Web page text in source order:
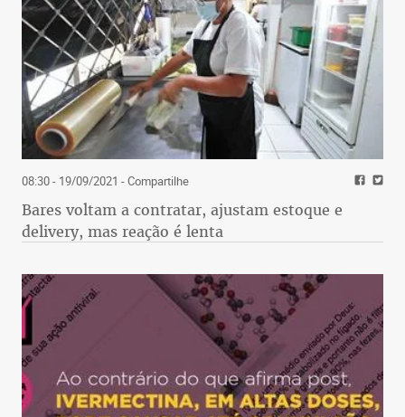
08:30 - 19/09/2021 - Compartilhe
Bares voltam a contratar, ajustam estoque e
delivery, mas reação é lenta